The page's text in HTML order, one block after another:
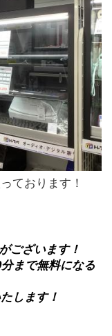
ております！
ございます！
まで無料になる
します！